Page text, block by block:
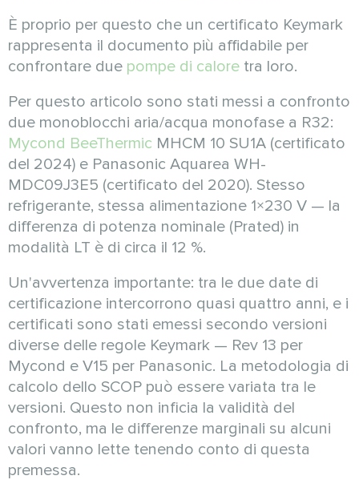
È proprio per questo che un certificato Keymark
rappresenta il documento più affidabile per
confrontare due pompe di calore tra loro.
Per questo articolo sono stati messi a confronto
due monoblocchi aria/acqua monofase a R32:
Mycond BeeThermic MHCM 10 SU1A (certificato
del 2024) e Panasonic Aquarea WH-
MDC09J3E5 (certificato del 2020). Stesso
refrigerante, stessa alimentazione 1×230 V — la
differenza di potenza nominale (Prated) in
modalità LT è di circa il 12 %.
Un'avvertenza importante: tra le due date di
certificazione intercorrono quasi quattro anni, e i
certificati sono stati emessi secondo versioni
diverse delle regole Keymark — Rev 13 per
Mycond e V15 per Panasonic. La metodologia di
calcolo dello SCOP può essere variata tra le
versioni. Questo non inficia la validità del
confronto, ma le differenze marginali su alcuni
valori vanno lette tenendo conto di questa
premessa.